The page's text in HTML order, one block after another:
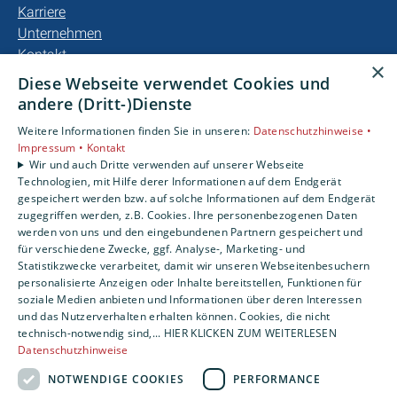
Karriere
Unternehmen
Kontakt
×
Diese Webseite verwendet Cookies und
andere (Dritt-)Dienste
Weitere Informationen finden Sie in unseren: Datenschutzhinweise •
Impressum • Kontakt
Wir und auch Dritte verwenden auf unserer Webseite
Technologien, mit Hilfe derer Informationen auf dem Endgerät
gespeichert werden bzw. auf solche Informationen auf dem Endgerät
zugegriffen werden, z.B. Cookies. Ihre personenbezogenen Daten
werden von uns und den eingebundenen Partnern gespeichert und
für verschiedene Zwecke, ggf. Analyse-, Marketing- und
Statistikzwecke verarbeitet, damit wir unseren Webseitenbesuchern
personalisierte Anzeigen oder Inhalte bereitstellen, Funktionen für
soziale Medien anbieten und Informationen über deren Interessen
und das Nutzerverhalten erhalten können. Cookies, die nicht
technisch-notwendig sind,... HIER KLICKEN ZUM WEITERLESEN
Datenschutzhinweise
NOTWENDIGE COOKIES
PERFORMANCE